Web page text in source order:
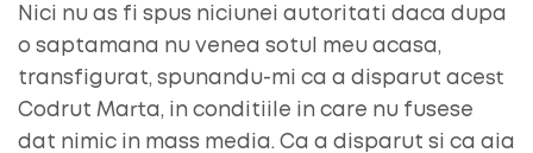
Nici nu as fi spus niciunei autoritati daca dupa
o saptamana nu venea sotul meu acasa,
transfigurat, spunandu-mi ca a disparut acest
Codrut Marta, in conditiile in care nu fusese
dat nimic in mass media. Ca a disparut si ca aia